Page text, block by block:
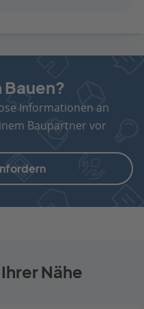
Bauen?
Informationen an
Baupartner vor
Nähe